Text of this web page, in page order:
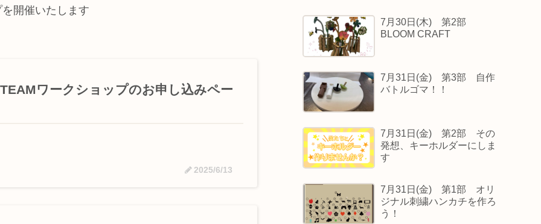
開催いたします
ワークショップのお申し込みペー
2025/6/13
7月30日(木) 第2部
BLOOM CRAFT
7月31日(金) 第3部 自作
バトルゴマ！！
7月31日(金) 第2部 その
発想、キーホルダーにしま
す
7月31日(金) 第1部 オリ
ジナル刺繍ハンカチを作ろ
う！